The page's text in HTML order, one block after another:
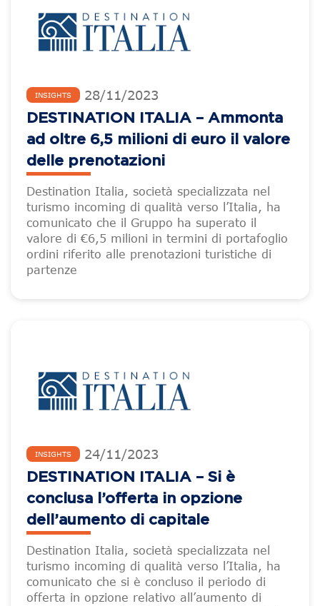
INSIGHTS 28/11/2023
DESTINATION ITALIA – Ammonta
ad oltre 6,5 milioni di euro il valore
delle prenotazioni
Destination Italia, società specializzata nel
turismo incoming di qualità verso l’Italia, ha
comunicato che il Gruppo ha superato il
valore di €6,5 milioni in termini di portafoglio
ordini riferito alle prenotazioni turistiche di
partenze
INSIGHTS 24/11/2023
DESTINATION ITALIA – Si è
conclusa l’offerta in opzione
dell’aumento di capitale
Destination Italia, società specializzata nel
turismo incoming di qualità verso l’Italia, ha
comunicato che si è concluso il periodo di
offerta in opzione relativo all’aumento di